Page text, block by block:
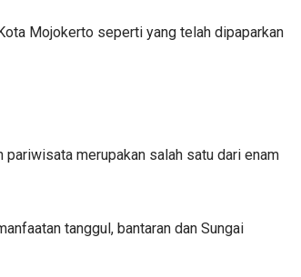
Mojokerto seperti yang telah dipaparkan
merupakan salah satu dari enam
tanggul, bantaran dan Sungai